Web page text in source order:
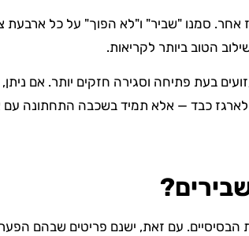
אחר. סמנו "שביר" ו"לא הפוך" על כל ארבעת
הטוב ביותר לקריאות.
בעת פתיחה וסגירה חזקים יותר. אם ניתן,
לארגז כבד — אלא תמיד בשכבה התחתונה עם
הבסיסיים. עם זאת, ישנם פריטים שבהם הפער